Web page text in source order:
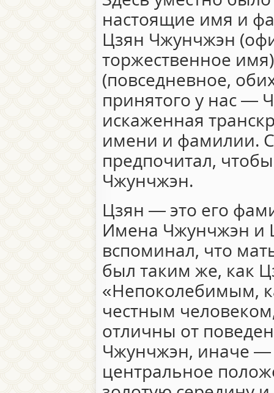
настоящие имя и
Цзян Чжунчжэн
торжественное
(повседневное,
принятого у нас —
искаженная
имени и фамилии.
предпочитал,
Чжунчжэн.
Цзян — это его
Имена Чжунчжэн и
вспоминал, что
был таким же, как
«Непоколебимым,
честным
отличны от
Чжунчжэн, иначе
центральное